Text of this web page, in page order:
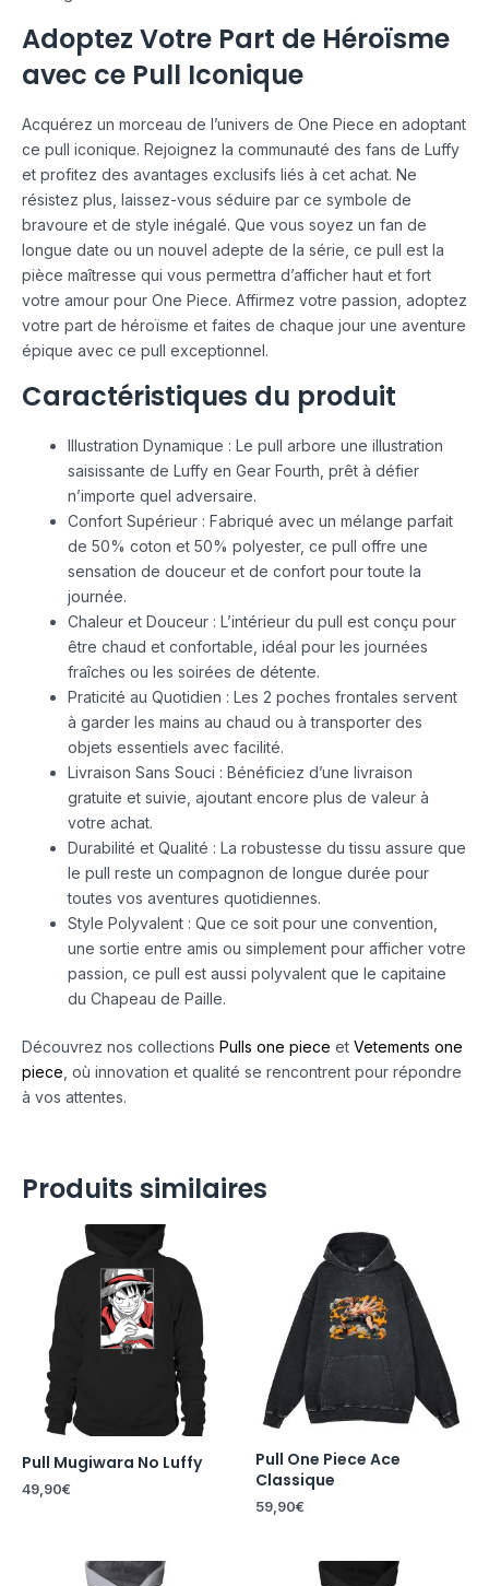
Adoptez Votre Part de Héroïsme
avec ce Pull Iconique
Acquérez un morceau de l’univers de One Piece en adoptant
ce pull iconique. Rejoignez la communauté des fans de Luffy
et profitez des avantages exclusifs liés à cet achat. Ne
résistez plus, laissez-vous séduire par ce symbole de
bravoure et de style inégalé. Que vous soyez un fan de
longue date ou un nouvel adepte de la série, ce pull est la
pièce maîtresse qui vous permettra d’afficher haut et fort
votre amour pour One Piece. Affirmez votre passion, adoptez
votre part de héroïsme et faites de chaque jour une aventure
épique avec ce pull exceptionnel.
Caractéristiques du produit
Illustration Dynamique : Le pull arbore une illustration
saisissante de Luffy en Gear Fourth, prêt à défier
n’importe quel adversaire.
Confort Supérieur : Fabriqué avec un mélange parfait
de 50% coton et 50% polyester, ce pull offre une
sensation de douceur et de confort pour toute la
journée.
Chaleur et Douceur : L’intérieur du pull est conçu pour
être chaud et confortable, idéal pour les journées
fraîches ou les soirées de détente.
Praticité au Quotidien : Les 2 poches frontales servent
à garder les mains au chaud ou à transporter des
objets essentiels avec facilité.
Livraison Sans Souci : Bénéficiez d’une livraison
gratuite et suivie, ajoutant encore plus de valeur à
votre achat.
Durabilité et Qualité : La robustesse du tissu assure que
le pull reste un compagnon de longue durée pour
toutes vos aventures quotidiennes.
Style Polyvalent : Que ce soit pour une convention,
une sortie entre amis ou simplement pour afficher votre
passion, ce pull est aussi polyvalent que le capitaine
du Chapeau de Paille.
Découvrez nos collections Pulls one piece et Vetements one
piece , où innovation et qualité se rencontrent pour répondre
à vos attentes.
Produits similaires
Pull Mugiwara No Luffy
49,90€
Pull One Piece Ace
Classique
59,90€